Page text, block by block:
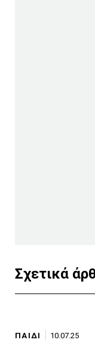
Σχετικά
ΠΑΙΔΙ 10.07.25